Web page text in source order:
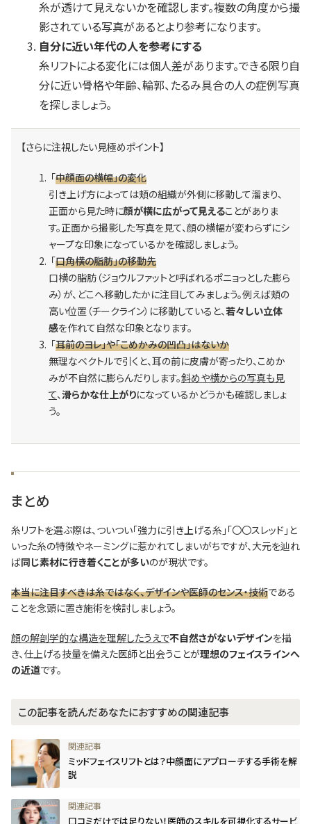
糸が透けて見えないかを確認します。複数の角度から撮
影されている写真があるとより参考になります。
自分に近い年代の人を参考にする
糸リフトによる変化には個人差があります。できる限り自
分に近い骨格や年齢、輪郭、たるみ具合の人の症例写真
を探しましょう。
【さらに注視したい見極めポイント】
「中顔面の横幅」の変化
引き上げ方によっては頬の組織が外側に移動して溜まり、
正面から見た時に顔が横に広がって見えることがありま
す。正面から撮影した写真を見て、顔の横幅が変わらずにシ
ャープな印象になっているかを確認しましょう。
「口角横の脂肪」の移動先
口横の脂肪（ジョウルファットと呼ばれるポニョっとした膨ら
み）が、どこへ移動したかに注目してみましょう。例えば頬の
高い位置（チークライン）に移動していると、若々しい立体
感を作れて自然な印象となります。
「耳前のヨレ」や「こめかみの凹凸」はないか
無理なベクトルで引くと、耳の前に皮膚が寄ったり、こめか
みが不自然に膨らんだりします。斜めや横からの写真も見
て、滑らかな仕上がりになっているかどうかも確認しましょ
う。
まとめ
糸リフトを選ぶ際は、ついつい「強力に引き上げる糸」「〇〇スレッド」と
いった糸の特徴やネーミングに惹かれてしまいがちですが、大元を辿れ
ば同じ素材に行き着くことが多いのが現状です。
本当に注目すべきは糸ではなく、デザインや医師のセンス・技術である
ことを念頭に置き施術を検討しましょう。
顔の解剖学的な構造を理解したうえで不自然さがないデザインを描
き、仕上げる技量を備えた医師と出会うことが理想のフェイスラインへ
の近道です。
この記事を読んだあなたにおすすめの関連記事
ミッドフェイスリフトとは？中顔面にアプローチする手術を解
説
口コミだけでは足りない！医師のスキルを可視化するサービ